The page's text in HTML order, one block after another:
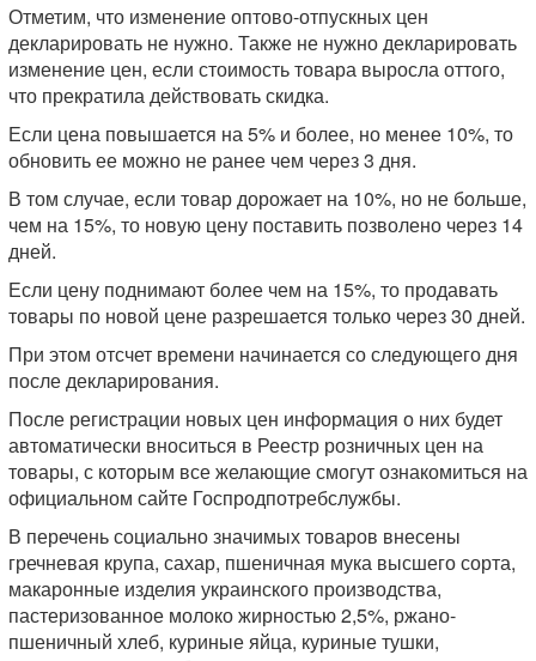
Отметим, что изменение оптово-отпускных цен
декларировать не нужно. Также не нужно декларировать
изменение цен, если стоимость товара выросла оттого,
что прекратила действовать скидка.
Если цена повышается на 5% и более, но менее 10%, то
обновить ее можно не ранее чем через 3 дня.
В том случае, если товар дорожает на 10%, но не больше,
чем на 15%, то новую цену поставить позволено через 14
дней.
Если цену поднимают более чем на 15%, то продавать
товары по новой цене разрешается только через 30 дней.
При этом отсчет времени начинается со следующего дня
после декларирования.
После регистрации новых цен информация о них будет
автоматически вноситься в Реестр розничных цен на
товары, с которым все желающие смогут ознакомиться на
официальном сайте Госпродпотребслужбы.
В перечень социально значимых товаров внесены
гречневая крупа, сахар, пшеничная мука высшего сорта,
макаронные изделия украинского производства,
пастеризованное молоко жирностью 2,5%, ржано-
пшеничный хлеб, куриные яйца, куриные тушки,